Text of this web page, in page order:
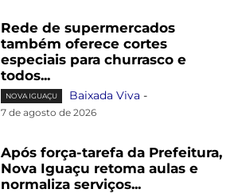
Rede de supermercados
também oferece cortes
especiais para churrasco e
todos...
NOVA IGUAÇU Baixada Viva -
7 de agosto de 2026
Após força-tarefa da Prefeitura,
Nova Iguaçu retoma aulas e
normaliza serviços...